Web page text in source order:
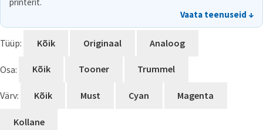
Vaata teenuseid ↓
Tüüp: Kõik Originaal Analoog
Osa: Kõik Tooner Trummel
Värv: Kõik Must Cyan Magenta
Kollane